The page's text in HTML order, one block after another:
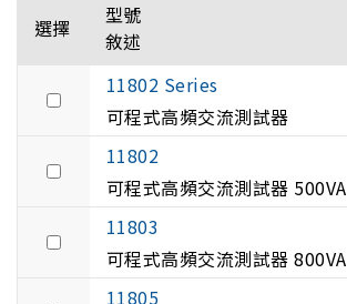
選擇
型號
敘述
11802 Series
可程式高頻交流測試器
11802
可程式高頻交流測試器 500VA
11803
可程式高頻交流測試器 800VA
11805